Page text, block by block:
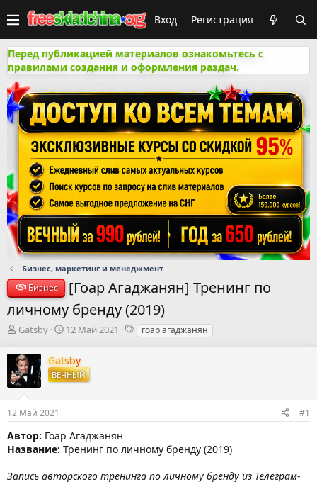
Вход Регистрация
Перед публикацией материалов ознакомьтесь с
правилами создания и оформления раздач.
Бизнес, маркетинг и менеджмент
Бизнес
[Гоар Агаджанян] Тренинг по
личному бренду (2019)
А
т
о
р
м
ы
Gatsby
Д
т
а
н
а
а
12 Май 2021
Тгоар агаджанян
Gatsby
ВЕЧНЫЙ
12 Май 2021 #1
Автор: Гоар Агаджанян
Название: Тренинг по личному бренду (2019)
Запись авторского тренинга по личному бренду из Телеграм-